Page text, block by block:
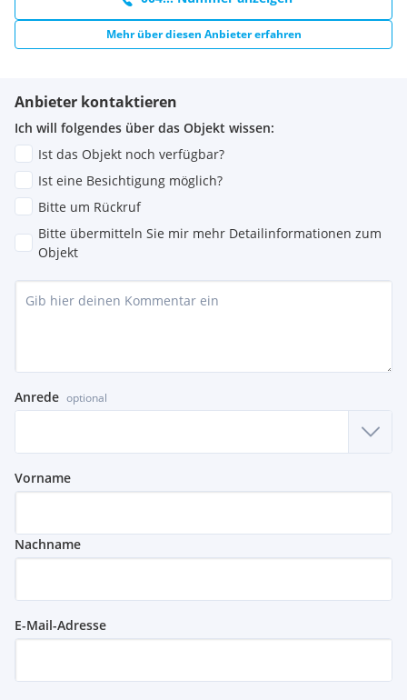
Mehr über diesen Anbieter erfahren
Anbieter kontaktieren
Ich will folgendes über das Objekt wissen:
Ist das Objekt noch verfügbar?
Ist eine Besichtigung möglich?
Bitte um Rückruf
Bitte übermitteln Sie mir mehr Detailinformationen zum
Objekt
Anrede optional
Vorname
Nachname
E-Mail-Adresse